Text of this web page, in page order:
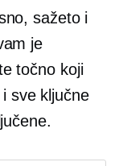
sažeto i
je
točno koji
sve ključne